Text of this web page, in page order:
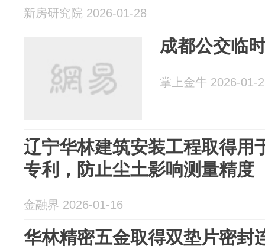
新房研究院 2026-01-28
成都公交临
掌上金牛 2026-01-
辽宁华林建筑安装工程取得用
专利，防止尘土影响测量精度
金融界 2026-01-16
华林精密五金取得双垫片密封